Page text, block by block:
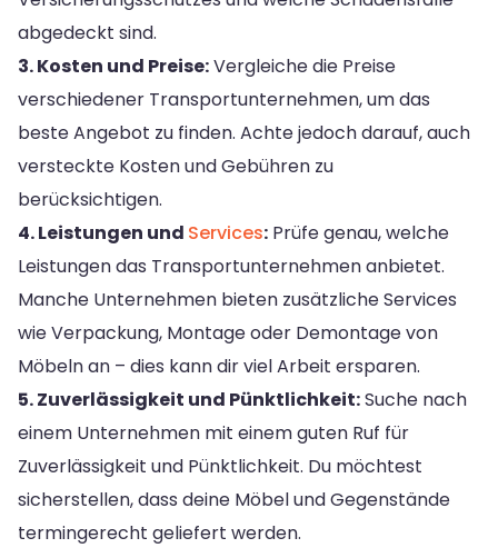
abgedeckt sind.
3. Kosten und Preise:Vergleiche die Preise
verschiedener Transportunternehmen, um das
beste Angebot zu finden. Achte jedoch darauf, auch
versteckte Kosten und Gebühren zu
berücksichtigen.
4. Leistungen und Services: Prüfe genau, welche
Leistungen das Transportunternehmen anbietet.
Manche Unternehmen bieten zusätzliche Services
wie Verpackung, Montage oder Demontage von
Möbeln an – dies kann dir viel Arbeit ersparen.
5. Zuverlässigkeit und Pünktlichkeit:Suche nach
einem Unternehmen mit einem guten Ruf für
Zuverlässigkeit und Pünktlichkeit. Du möchtest
sicherstellen, dass deine Möbel und Gegenstände
termingerecht geliefert werden.